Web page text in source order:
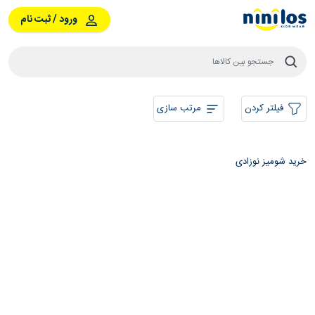
ورود / ثبت نام
فیلتر کردن مرتب سازی
خرید شومیز نوزادی